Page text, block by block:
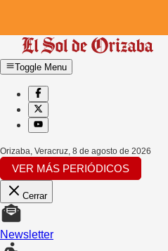
Toggle Menu
Orizaba, Veracruz, 8 de agosto de 2026
VER MÁS PERIÓDICOS
Cerrar
Newsletter